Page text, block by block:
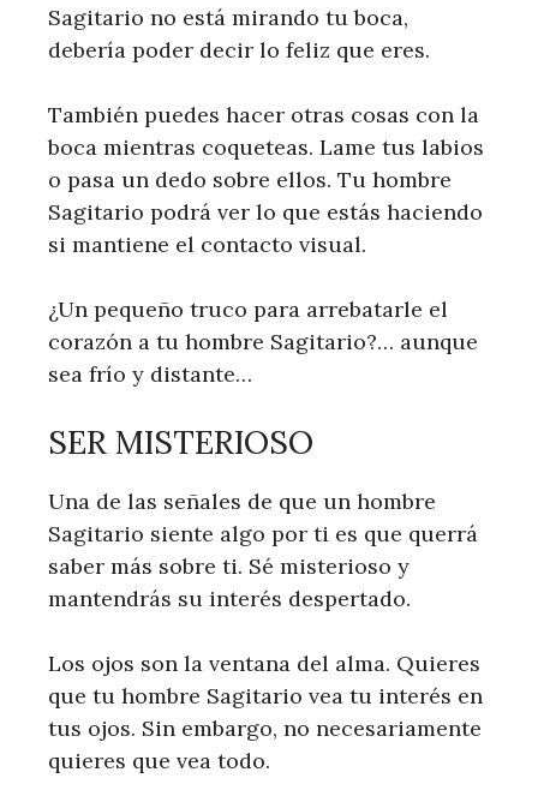
Sagitario no está mirando tu boca,
debería poder decir lo feliz que eres.
También puedes hacer otras cosas con la
boca mientras coqueteas. Lame tus labios
o pasa un dedo sobre ellos. Tu hombre
Sagitario podrá ver lo que estás haciendo
si mantiene el contacto visual.
¿Un pequeño truco para arrebatarle el
corazón a tu hombre Sagitario?… aunque
sea frío y distante…
SER MISTERIOSO
Una de las señales de que un hombre
Sagitario siente algo por ti es que querrá
saber más sobre ti. Sé misterioso y
mantendrás su interés despertado.
Los ojos son la ventana del alma. Quieres
que tu hombre Sagitario vea tu interés en
tus ojos. Sin embargo, no necesariamente
quieres que vea todo.